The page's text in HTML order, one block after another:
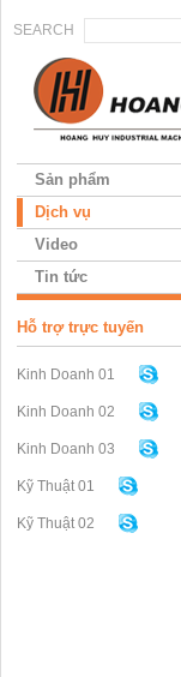
SEARCH
Sản phẩm
Dịch vụ
Video
Tin tức
Hỗ trợ trực tuyến
Kinh Doanh 01
Kinh Doanh 02
Kinh Doanh 03
Kỹ Thuật 01
Kỹ Thuật 02